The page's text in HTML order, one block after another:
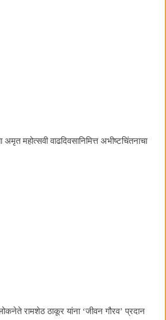
महोत्सवी वाढदिवसानिमित्त अभीष्टचिंतनाचा
रामशेठ ठाकूर यांना ‌‘जीवन गौरव‌’ प्रदान